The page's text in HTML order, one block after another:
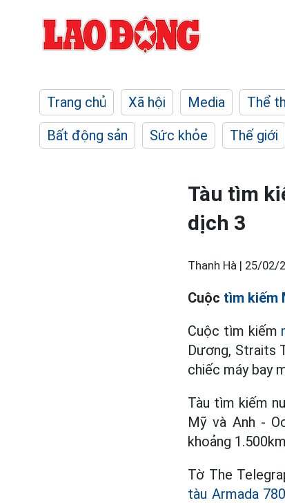
Trang chủ Xã hội Media Thể
Bất động sản
Sức khỏe Thế giới
Tàu tìm
dịch 3
Thanh Hà | 25/02/
Cuộc tìm kiếm
Cuộc tìm kiếm
Dương, Straits
chiếc máy bay
Tàu tìm kiếm
Mỹ và Anh -
khoảng
Tờ The
tàu Armada